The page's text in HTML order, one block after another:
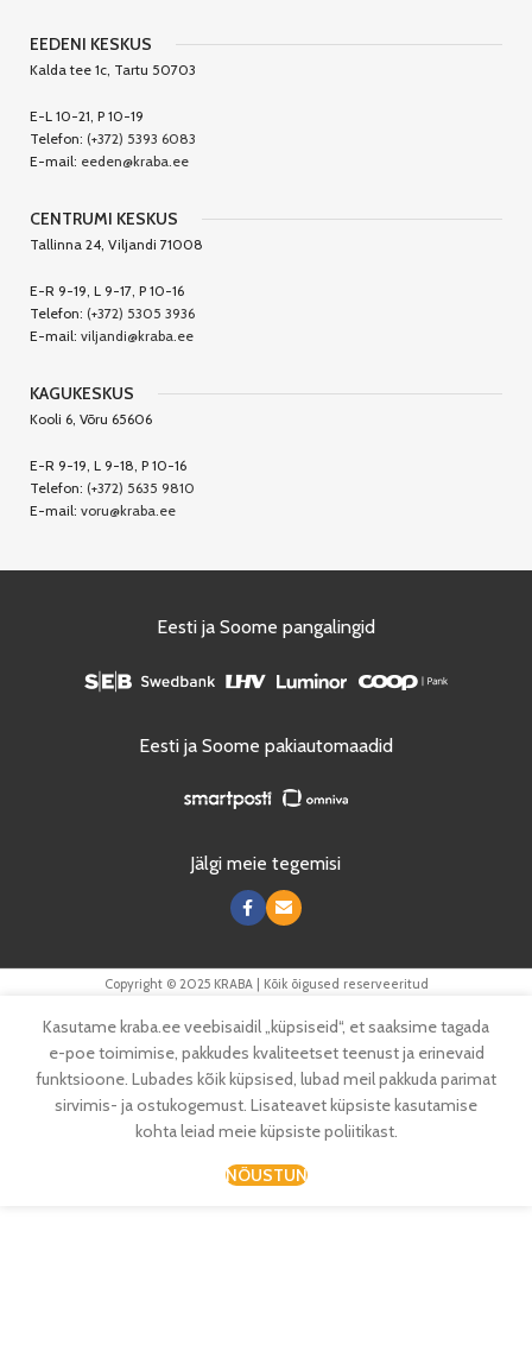
EEDENI KESKUS
Kalda tee 1c, Tartu 50703
E-L 10-21, P 10-19
Telefon: (+372) 5393 6083
E-mail: eeden@kraba.ee
CENTRUMI KESKUS
Tallinna 24, Viljandi 71008
E-R 9-19, L 9-17, P 10-16
Telefon: (+372) 5305 3936
E-mail: viljandi@kraba.ee
KAGUKESKUS
Kooli 6, Võru 65606
E-R 9-19, L 9-18, P 10-16
Telefon: (+372) 5635 9810
E-mail: voru@kraba.ee
Eesti ja Soome pangalingid
Eesti ja Soome pakiautomaadid
Jälgi meie tegemisi
Copyright © 2025 KRABA | Kõik õigused reserveeritud
Kasutame kraba.ee veebisaidil „küpsiseid“, et saaksime tagada
e-poe toimimise, pakkudes kvaliteetset teenust ja erinevaid
funktsioone. Lubades kõik küpsised, lubad meil pakkuda parimat
sirvimis- ja ostukogemust. Lisateavet küpsiste kasutamise
kohta leiad meie küpsiste poliitikast.
NÕUSTUN